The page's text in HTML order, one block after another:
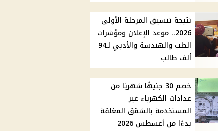
نتيجة تنسيق المرحلة الأولى
2026.. موعد الإعلان ومؤشرات
الطب والهندسة والأدبي لـ94
ألف طالب
خصم 30 جنيهًا شهريًا من
عدادات الكهرباء غير
المستخدمة بالشقق المغلقة
بدءًا من أغسطس 2026